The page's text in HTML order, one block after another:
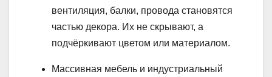
вентиляция, балки, провода становятся
частью декора. Их не скрывают, а
подчёркивают цветом или материалом.
Массивная мебель и индустриальный